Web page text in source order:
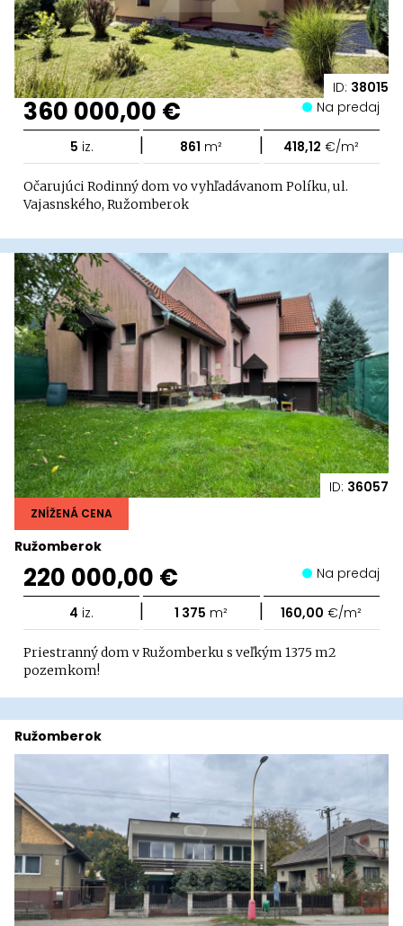
ID: 38015
360 000,00 € Na predaj
5 iz. | 861 m² | 418,12 €/m²
Očarujúci Rodinný dom vo vyhľadávanom Políku, ul.
Vajasnského, Ružomberok
ID: 36057
Ružomberok
ZNÍŽENÁ CENA
220 000,00 € Na predaj
4 iz. | 1 375 m² | 160,00 €/m²
Priestranný dom v Ružomberku s veľkým 1375 m2
pozemkom!
Ružomberok